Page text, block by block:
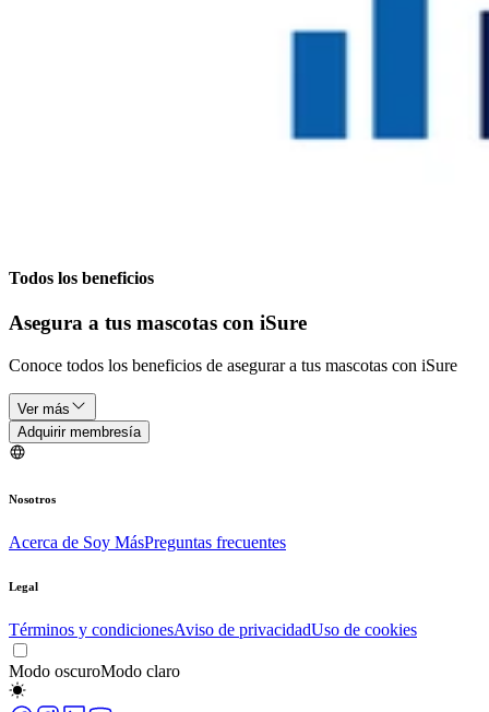
Todos los beneficios
Asegura a tus mascotas con iSure
Conoce todos los beneficios de asegurar a tus mascotas con iSure
Ver más
Adquirir membresía
Nosotros
Acerca de Soy MásPreguntas frecuentes
Legal
Términos y condicionesAviso de privacidadUso de cookies
Modo oscuroModo claro